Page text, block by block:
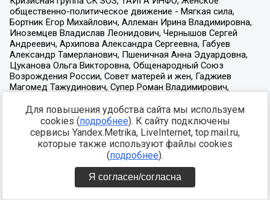
Для повышения удобства сайта мы используем
cookies (подробнее). К сайту подключены
сервисы Yandex.Metrika, LiveInternet, top.mail.ru,
которые также используют файлы cookies
(подробнее).
Я согласен/согласна